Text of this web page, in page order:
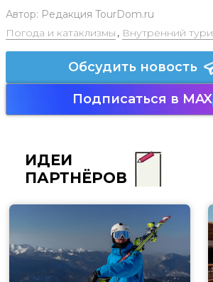
Автор: Редакция TourDom.ru
Погода и катаклизмы , Внутренний
Обсудить новость
Подписаться в MAX
ИДЕИ
ПАРТНЁРОВ